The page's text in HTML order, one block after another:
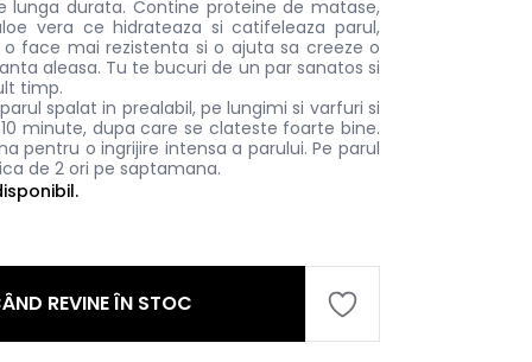
lunga durata. Contine proteine de matase,
vera ce hidrateaza si catifeleaza parul,
face mai rezistenta si o ajuta sa creeze o
aleasa. Tu te bucuri de un par sanatos si
timp.
spalat in prealabil, pe lungimi si varfuri si
minute, dupa care se clateste foarte bine.
pentru o ingrijire intensa a parului. Pe parul
de 2 ori pe saptamana.
REVINE ÎN STOC